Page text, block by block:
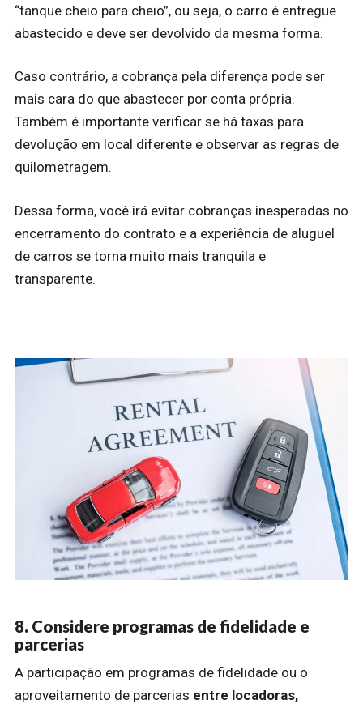
“tanque cheio para cheio”, ou seja, o carro é entregue
abastecido e deve ser devolvido da mesma forma.
Caso contrário, a cobrança pela diferença pode ser
mais cara do que abastecer por conta própria.
Também é importante verificar se há taxas para
devolução em local diferente e observar as regras de
quilometragem.
Dessa forma, você irá evitar cobranças inesperadas no
encerramento do contrato e a experiência de aluguel
de carros se torna muito mais tranquila e
transparente.
8. Considere programas de fidelidade e
parcerias
A participação em programas de fidelidade ou o
aproveitamento de parcerias entre locadoras,